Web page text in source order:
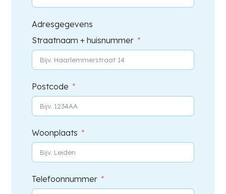
Adresgegevens
Straatnaam + huisnummer
Postcode
Woonplaats
Telefoonnummer